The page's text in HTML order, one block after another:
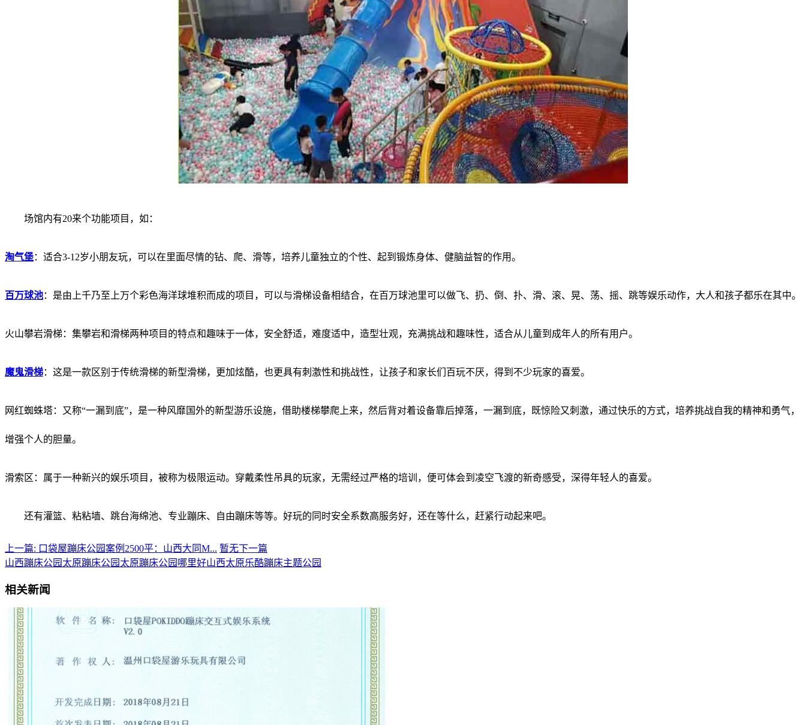
场馆内有20来个功能项目，如：
淘气堡：适合3-12岁小朋友玩，可以在里面尽情的钻、爬、滑等，培养儿童独立的个性、起到锻炼身体、健脑益智的作用。
百万球池：是由上千乃至上万个彩色海洋球堆积而成的项目，可以与滑梯设备相结合，在百万球池里可以做飞、扔、倒、扑、滑、滚、晃、荡、摇、跳等娱乐动作，大人和孩子都乐在其中。
火山攀岩滑梯：集攀岩和滑梯两种项目的特点和趣味于一体，安全舒适，难度适中，造型壮观，充满挑战和趣味性，适合从儿童到成年人的所有用户。
魔鬼滑梯：这是一款区别于传统滑梯的新型滑梯，更加炫酷，也更具有刺激性和挑战性，让孩子和家长们百玩不厌，得到不少玩家的喜爱。
网红蜘蛛塔：又称“一漏到底”，是一种风靡国外的新型游乐设施，借助楼梯攀爬上来，然后背对着设备靠后掉落，一漏到底，既惊险又刺激，通过快乐的方式，培养挑战自我的精神和勇气，
增强个人的胆量。
滑索区：属于一种新兴的娱乐项目，被称为极限运动。穿戴柔性吊具的玩家，无需经过严格的培训，便可体会到凌空飞渡的新奇感受，深得年轻人的喜爱。
还有灌篮、粘粘墙、跳台海绵池、专业蹦床、自由蹦床等等。好玩的同时安全系数高服务好，还在等什么，赶紧行动起来吧。
上一篇: 口袋屋蹦床公园案例2500平：山西大同M... 暂无下一篇
山西蹦床公园 太原蹦床公园 太原蹦床公园哪里好山西太原乐酷蹦床主题公园
相关新闻